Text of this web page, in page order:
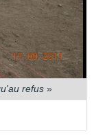
refus»